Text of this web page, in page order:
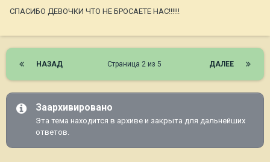
СПАСИБО ДЕВОЧКИ ЧТО НЕ БРОСАЕТЕ НАС!!!!!!
НАЗАД ДАЛЕЕ
Страница 2 из 5
Заархивировано
Эта тема находится в архиве и закрыта для дальнейших
ответов.